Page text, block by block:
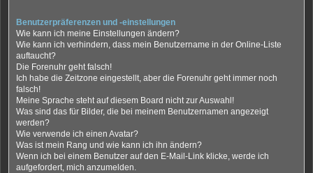
Benutzerpräferenzen und -einstellungen
Wie kann ich meine Einstellungen ändern?
Wie kann ich verhindern, dass mein Benutzername in der Online-Liste
auftaucht?
Die Forenuhr geht falsch!
Ich habe die Zeitzone eingestellt, aber die Forenuhr geht immer noch
falsch!
Meine Sprache steht auf diesem Board nicht zur Auswahl!
Was sind das für Bilder, die bei meinem Benutzernamen angezeigt
werden?
Wie verwende ich einen Avatar?
Was ist mein Rang und wie kann ich ihn ändern?
Wenn ich bei einem Benutzer auf den E-Mail-Link klicke, werde ich
aufgefordert, mich anzumelden.